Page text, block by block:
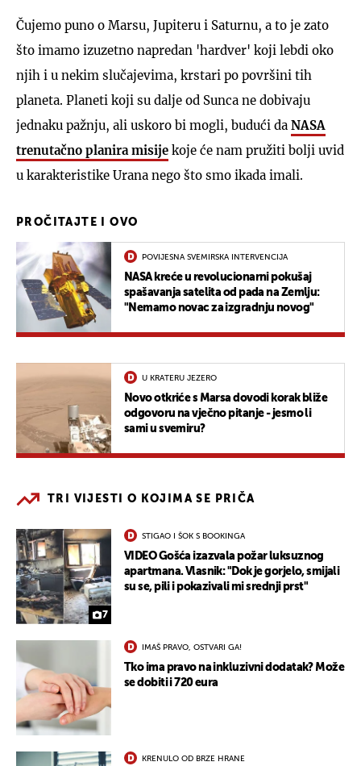
Čujemo puno o Marsu, Jupiteru i Saturnu, a to je zato
što imamo izuzetno napredan 'hardver' koji lebdi oko
njih i u nekim slučajevima, krstari po površini tih
planeta. Planeti koji su dalje od Sunca ne dobivaju
jednaku pažnju, ali uskoro bi mogli, budući da NASA
trenutačno planira misije koje će nam pružiti bolji uvid
u karakteristike Urana nego što smo ikada imali.
PROČITAJTE I OVO
POVIJESNA SVEMIRSKA INTERVENCIJA
NASA kreće u revolucionarni pokušaj
spašavanja satelita od pada na Zemlju:
"Nemamo novac za izgradnju novog"
U KRATERU JEZERO
Novo otkriće s Marsa dovodi korak bliže
odgovoru na vječno pitanje - jesmo li
sami u svemiru?
TRI VIJESTI O KOJIMA SE PRIČA
7
STIGAO I ŠOK S BOOKINGA
VIDEO Gošća izazvala požar luksuznog
apartmana. Vlasnik: "Dok je gorjelo, smijali
su se, pili i pokazivali mi srednji prst"
IMAŠ PRAVO, OSTVARI GA!
Tko ima pravo na inkluzivni dodatak? Može
se dobiti i 720 eura
KRENULO OD BRZE HRANE